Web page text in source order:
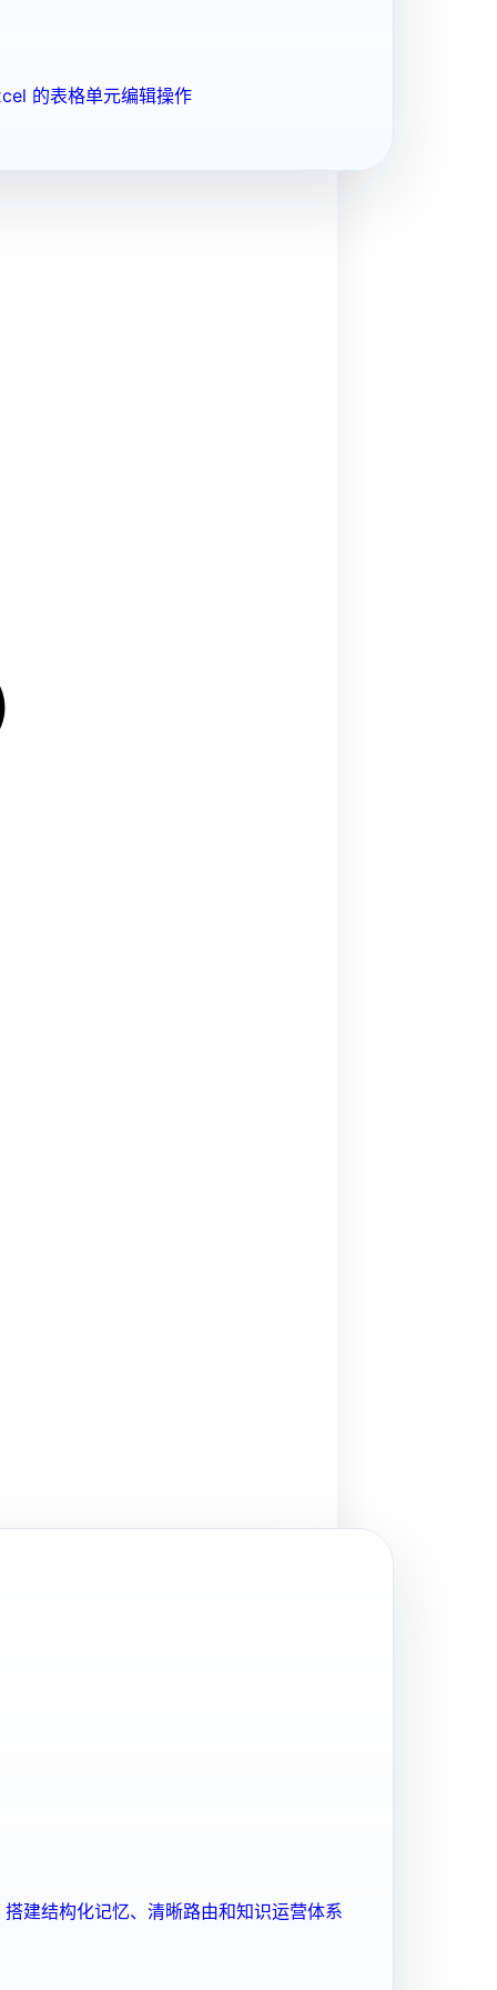
的表格单元编辑操作
建结构化记忆、清晰路由和知识运营体系